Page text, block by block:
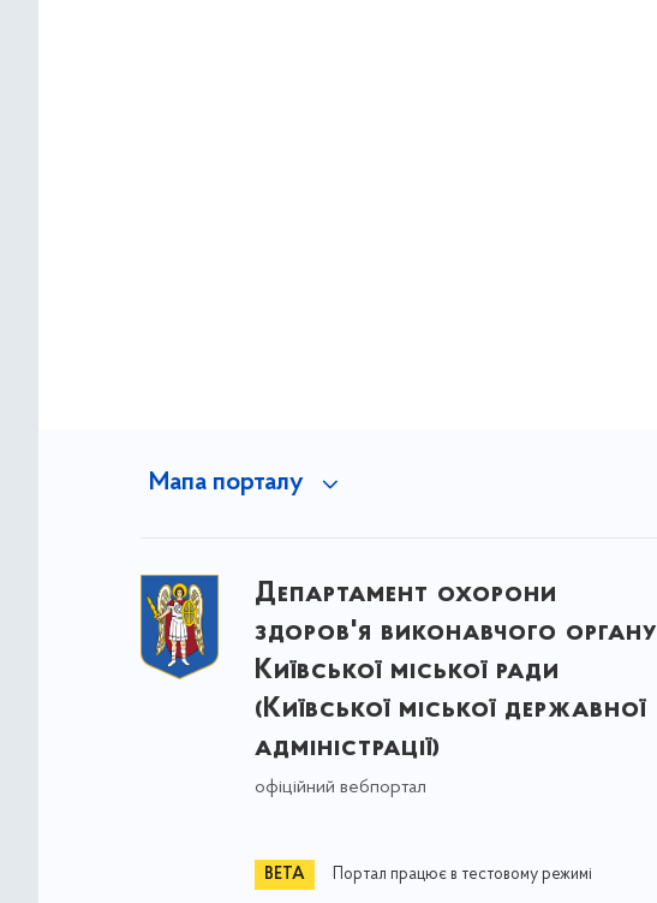
Мапа порталу
Департамент охорони
здоров'я виконавчого органу
Київської міської ради
(Київської міської державної
адміністрації)
офіційний вебпортал
Портал працює в тестовому режимі